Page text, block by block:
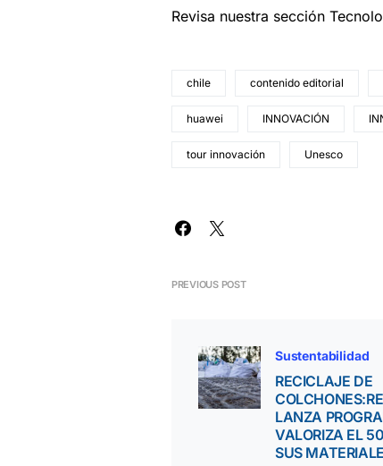
Revisa nuestra sección
chile contenido editorial
huawei INNOVACIÓN
tour innovación Unesco
PREVIOUS POST
Sustentabilidad
RECICLAJE DE
LANZA
VALORIZA EL
SUS